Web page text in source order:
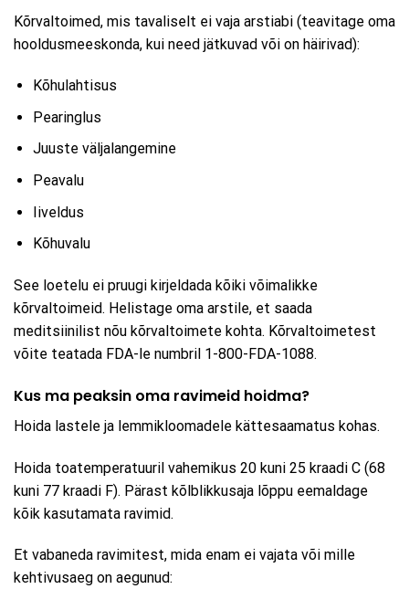
Kõrvaltoimed, mis tavaliselt ei vaja arstiabi (teavitage oma
hooldusmeeskonda, kui need jätkuvad või on häirivad):
Kõhulahtisus
Pearinglus
Juuste väljalangemine
Peavalu
Iiveldus
Kõhuvalu
See loetelu ei pruugi kirjeldada kõiki võimalikke
kõrvaltoimeid. Helistage oma arstile, et saada
meditsiinilist nõu kõrvaltoimete kohta. Kõrvaltoimetest
võite teatada FDA-le numbril 1-800-FDA-1088.
Kus ma peaksin oma ravimeid hoidma?
Hoida lastele ja lemmikloomadele kättesaamatus kohas.
Hoida toatemperatuuril vahemikus 20 kuni 25 kraadi C (68
kuni 77 kraadi F). Pärast kõlblikkusaja lõppu eemaldage
kõik kasutamata ravimid.
Et vabaneda ravimitest, mida enam ei vajata või mille
kehtivusaeg on aegunud: